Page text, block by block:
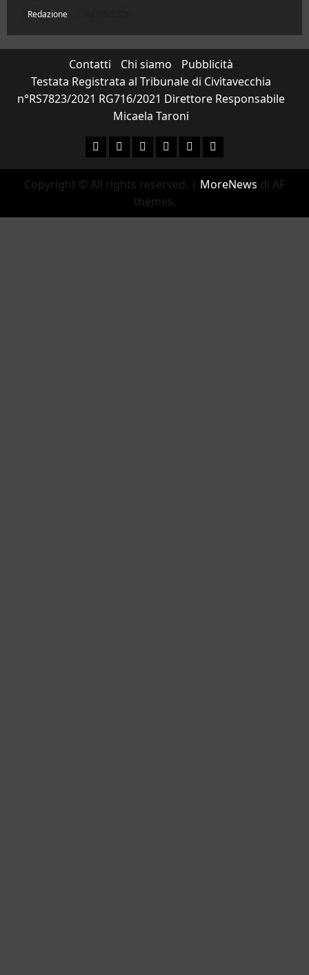
Redazione
Contatti Chi siamo
Pubblicità
Testata Registrata al Tribunale di Civitavecchia
n°RS7823/2021 RG716/2021 Direttore Responsabile
Micaela Taroni
FacebookInstagram
YouTubeTwitterEmailEnte Parco
Copyright © All rights reserved. | MoreNews di AF
themes.